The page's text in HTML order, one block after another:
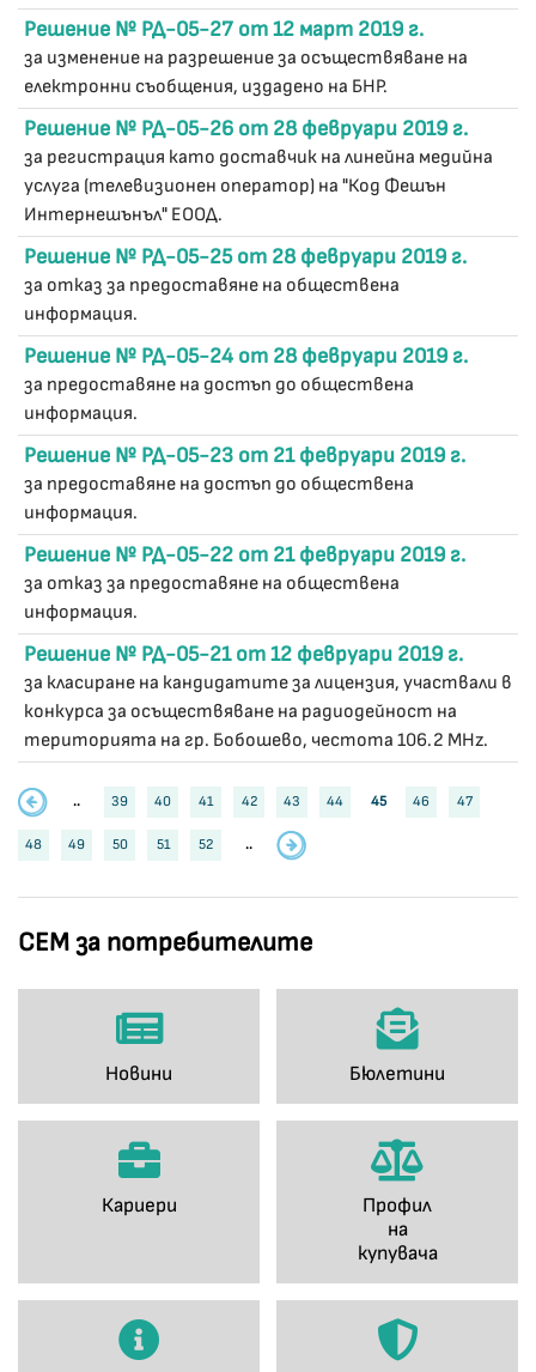
СЕМ за потребителите
Новини Бюлетини
Кариери
Профил
на
купувача
Решение № РД-05-27 от 12 март 2019 г.
за изменение на разрешение за осъществяване на
електронни съобщения, издадено на БНР.
Решение № РД-05-26 от 28 февруари 2019 г.
за регистрация като доставчик на линейна медийна
услуга (телевизионен оператор) на "Код Фешън
Интернешънъл" ЕООД.
Решение № РД-05-25 от 28 февруари 2019 г.
за отказ за предоставяне на обществена
информация.
Решение № РД-05-24 от 28 февруари 2019 г.
за предоставяне на достъп до обществена
информация.
Решение № РД-05-23 от 21 февруари 2019 г.
за предоставяне на достъп до обществена
информация.
Решение № РД-05-22 от 21 февруари 2019 г.
за отказ за предоставяне на обществена
информация.
Решение № РД-05-21 от 12 февруари 2019 г.
за класиране на кандидатите за лицензия, участвали в
конкурса за осъществяване на радиодейност на
територията на гр. Бобошево, честота 106.2 MHz.
.. 39 40 41 42 43 44 45 46 47
48 49 50 51 52 ..